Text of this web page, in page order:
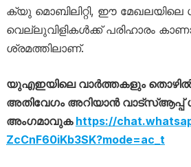
ക്യു മൊബിലിറ്റി, ഈ
വെല്ലുവിളികൾക്ക് പരിഹാരം
ശ്രമത്തിലാണ്.
യുഎഇയിലെ വാർത്തകളും
അതിവേഗം അറിയാൻ വാട്സ്ആപ്പ്
അംഗമാവുക https://
ZcCnF60iKb3SK?mode=ac_t